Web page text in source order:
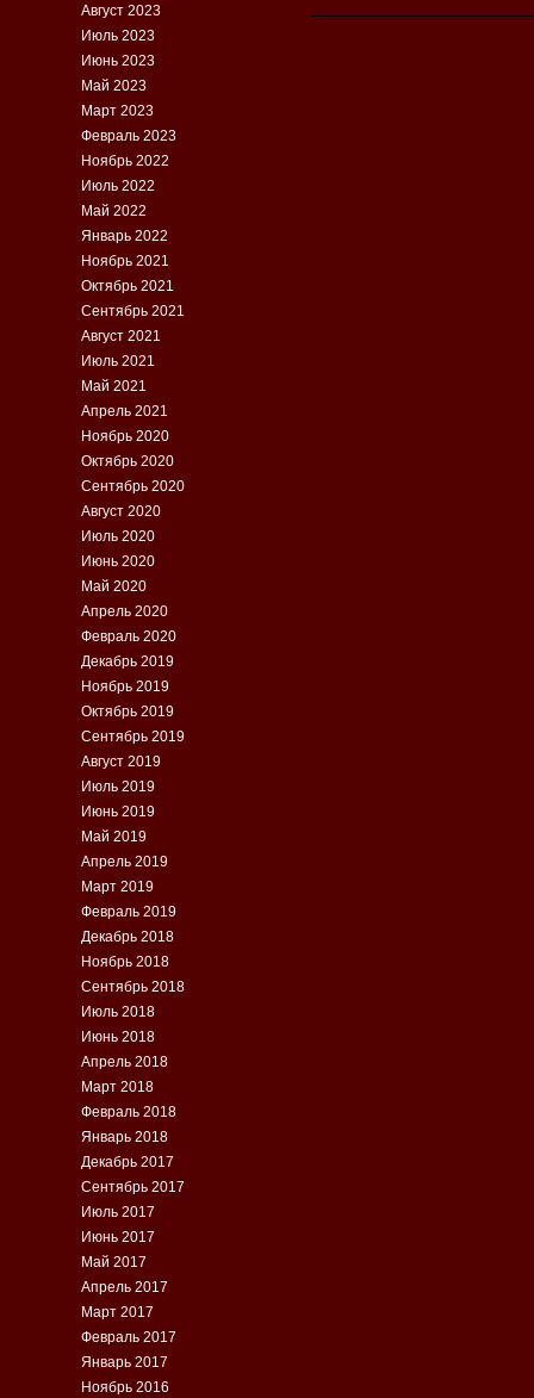
Август 2023
Июль 2023
Июнь 2023
Май 2023
Март 2023
Февраль 2023
Ноябрь 2022
Июль 2022
Май 2022
Январь 2022
Ноябрь 2021
Октябрь 2021
Сентябрь 2021
Август 2021
Июль 2021
Май 2021
Апрель 2021
Ноябрь 2020
Октябрь 2020
Сентябрь 2020
Август 2020
Июль 2020
Июнь 2020
Май 2020
Апрель 2020
Февраль 2020
Декабрь 2019
Ноябрь 2019
Октябрь 2019
Сентябрь 2019
Август 2019
Июль 2019
Июнь 2019
Май 2019
Апрель 2019
Март 2019
Февраль 2019
Декабрь 2018
Ноябрь 2018
Сентябрь 2018
Июль 2018
Июнь 2018
Апрель 2018
Март 2018
Февраль 2018
Январь 2018
Декабрь 2017
Сентябрь 2017
Июль 2017
Июнь 2017
Май 2017
Апрель 2017
Март 2017
Февраль 2017
Январь 2017
Ноябрь 2016